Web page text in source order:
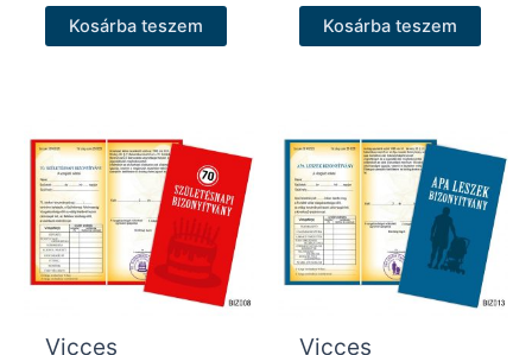
Kosárba teszem Kosárba teszem
Vicces
Vicces